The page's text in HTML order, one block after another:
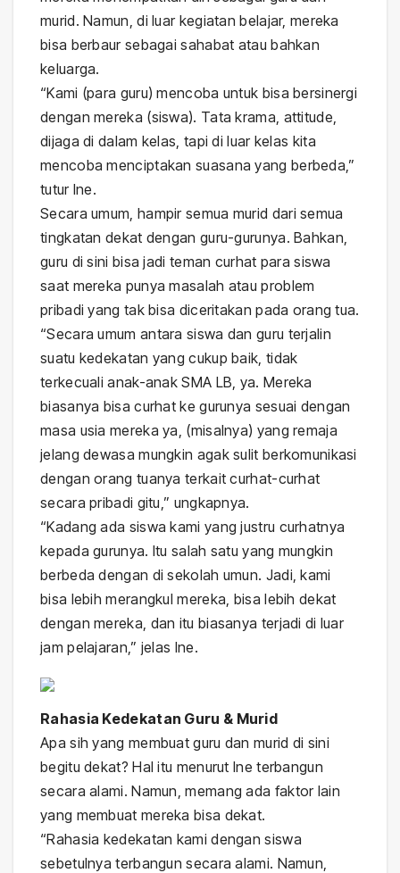
murid. Namun, di luar kegiatan belajar, mereka
bisa berbaur sebagai sahabat atau bahkan
keluarga.
“Kami (para guru) mencoba untuk bisa bersinergi
dengan mereka (siswa). Tata krama, attitude,
dijaga di dalam kelas, tapi di luar kelas kita
mencoba menciptakan suasana yang berbeda,”
tutur Ine.
Secara umum, hampir semua murid dari semua
tingkatan dekat dengan guru-gurunya. Bahkan,
guru di sini bisa jadi teman curhat para siswa
saat mereka punya masalah atau problem
pribadi yang tak bisa diceritakan pada orang tua.
“Secara umum antara siswa dan guru terjalin
suatu kedekatan yang cukup baik, tidak
terkecuali anak-anak SMA LB, ya. Mereka
biasanya bisa curhat ke gurunya sesuai dengan
masa usia mereka ya, (misalnya) yang remaja
jelang dewasa mungkin agak sulit berkomunikasi
dengan orang tuanya terkait curhat-curhat
secara pribadi gitu,” ungkapnya.
“Kadang ada siswa kami yang justru curhatnya
kepada gurunya. Itu salah satu yang mungkin
berbeda dengan di sekolah umun. Jadi, kami
bisa lebih merangkul mereka, bisa lebih dekat
dengan mereka, dan itu biasanya terjadi di luar
jam pelajaran,” jelas Ine.
Rahasia Kedekatan Guru & Murid
Apa sih yang membuat guru dan murid di sini
begitu dekat? Hal itu menurut Ine terbangun
secara alami. Namun, memang ada faktor lain
yang membuat mereka bisa dekat.
“Rahasia kedekatan kami dengan siswa
sebetulnya terbangun secara alami. Namun,